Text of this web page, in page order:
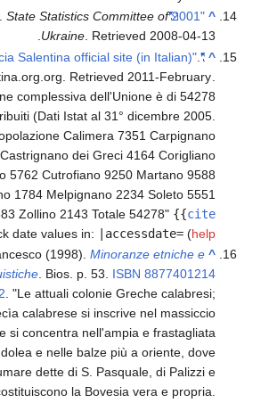
^
"2001 census"
.State Statistics Committee of
Ukraine. Retrieved2008-04-13
.
^
"Grecia Salentina official site (in Italian)"
.
. Retrieved 2011-February
complessiva dell'Unione è di 54278
(Dati Istat al 31° dicembre 2005.
dei Greci 4164 Corigliano
5762 Cutrofiano 9250 Martano 9588
1784 Melpignano 2234 Soleto 5551
Zollino 2143 Totale 54278
{{cite
date values in: |accessdate= (help
^
(1998).Minoranze etniche e
. Bios. p. 53. ISBN 8877401214
. Le attuali colonie Greche calabresi;
calabrese si inscrive nel massiccio
si concentra nell'ampia e frastagliata
e nelle balze più a oriente, dove
dette di S. Pasquale, di Palizzi e
la Bovesia vera e propria.